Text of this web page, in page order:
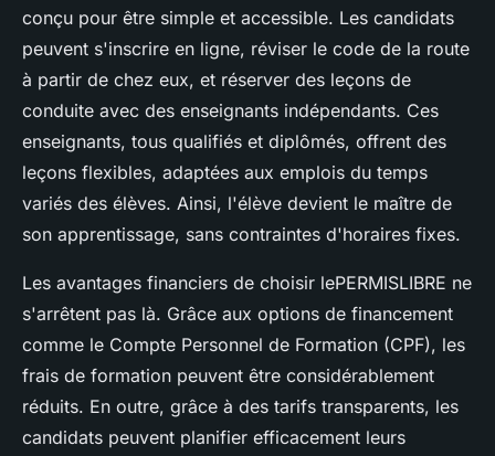
conçu pour être simple et accessible. Les candidats
peuvent s'inscrire en ligne, réviser le code de la route
à partir de chez eux, et réserver des leçons de
conduite avec des enseignants indépendants. Ces
enseignants, tous qualifiés et diplômés, offrent des
leçons flexibles, adaptées aux emplois du temps
variés des élèves. Ainsi, l'élève devient le maître de
son apprentissage, sans contraintes d'horaires fixes.
Les avantages financiers de choisir lePERMISLIBRE ne
s'arrêtent pas là. Grâce aux options de financement
comme le Compte Personnel de Formation (CPF), les
frais de formation peuvent être considérablement
réduits. En outre, grâce à des tarifs transparents, les
candidats peuvent planifier efficacement leurs